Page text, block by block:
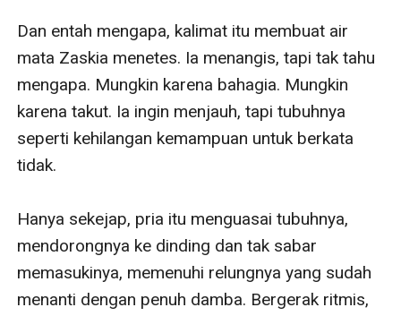
Dan entah mengapa, kalimat itu membuat air
mata Zaskia menetes. Ia menangis, tapi tak tahu
mengapa. Mungkin karena bahagia. Mungkin
karena takut. Ia ingin menjauh, tapi tubuhnya
seperti kehilangan kemampuan untuk berkata
tidak.
Hanya sekejap, pria itu menguasai tubuhnya,
mendorongnya ke dinding dan tak sabar
memasukinya, memenuhi relungnya yang sudah
menanti dengan penuh damba. Bergerak ritmis,